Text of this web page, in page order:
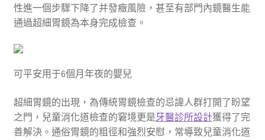
性進一個步驟下降了并發癥風險，甚至有部門內鏡醫生能
通過超細胃鏡為本身完成檢查。
可平安用于6個月年夜的嬰兒
超細胃鏡的出現，為傳統胃鏡檢查的忌諱人群打開了盼望
之門，兒童消化道檢查的窘境更是牙醫診所設計獲得了完
善解決。通俗胃鏡的粗徑和強烈安慰，常導致兒童消化道